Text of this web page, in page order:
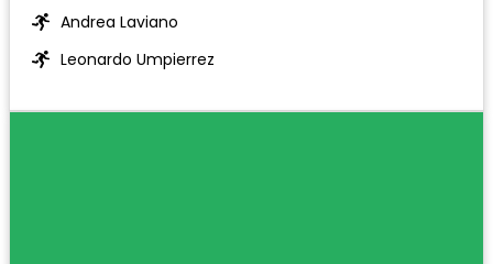
Andrea Laviano
Leonardo Umpierrez